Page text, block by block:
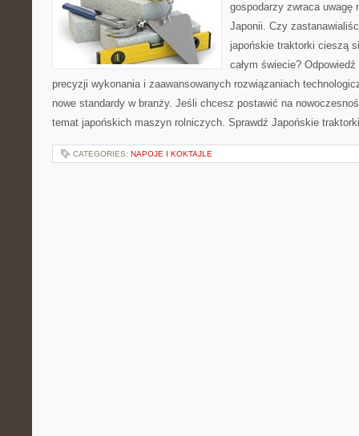
gospodarzy zwraca uwagę
Japonii. Czy
japońskie traktorki cieszą
całym świecie?
precyzji wykonania i zaawansowanych rozwiązaniach
nowe standardy w branży. Jeśli chcesz postawić na
temat japońskich maszyn rolniczych. Sprawdź Japońskie
CATEGORIES: NAPOJE I KOKTAJLE